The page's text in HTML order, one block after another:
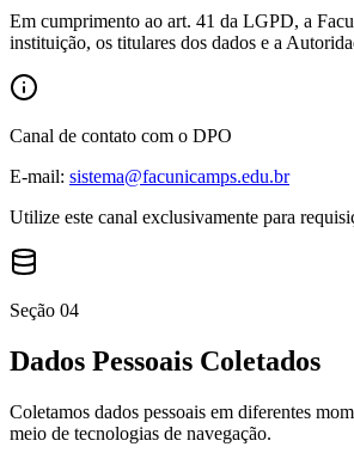
Em cumprimento ao art. 41 da LGPD, a
instituição, os titulares dos dados e a
Canal de contato com o DPO
E-mail: sistema@facunicamps.edu.br
Utilize este canal exclusivamente para
Seção 04
Dados Pessoais Coletados
Coletamos dados pessoais em diferentes
meio de tecnologias de navegação.